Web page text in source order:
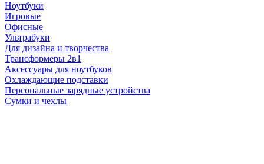
Ноутбуки
Игровые
Офисные
Ультрабуки
Для дизайна и творчества
Трансформеры 2в1
Аксессуары для ноутбуков
Охлаждающие подставки
Персональные зарядные устройства
Сумки и чехлы